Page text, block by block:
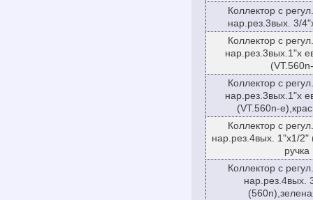
Коллектор с
нар.рез.3вых. 3/
Коллектор с
нар.рез.3вых.1"х
Коллектор с
нар.рез.3вых.1"х
(VT.560n-
Коллектор с
нар.рез.4вых. 1"х1/2"
ручка
Коллектор с
нар.рез.4вых.